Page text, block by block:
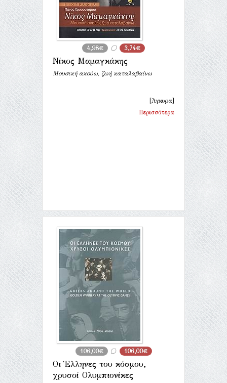
4,98€ 3,74€
Νίκος Μαμαγκάκης
Μουσική ακούω, ζωή καταλαβαίνω
[Άγκυρα]
Περισσότερα
106,00€ 106,00€
Οι Έλληνες του κόσμου,
χρυσοί Ολυμπιονίκες